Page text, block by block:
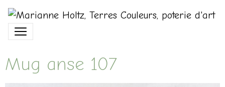
Mug anse 107